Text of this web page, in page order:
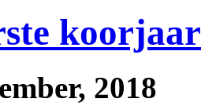
koorjaar
2018